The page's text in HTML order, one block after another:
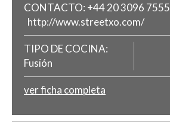
CONTACTO: +44 20 3096 7555
http://www.streetxo.com/
TIPO DE COCINA:
Fusión
ver ficha completa